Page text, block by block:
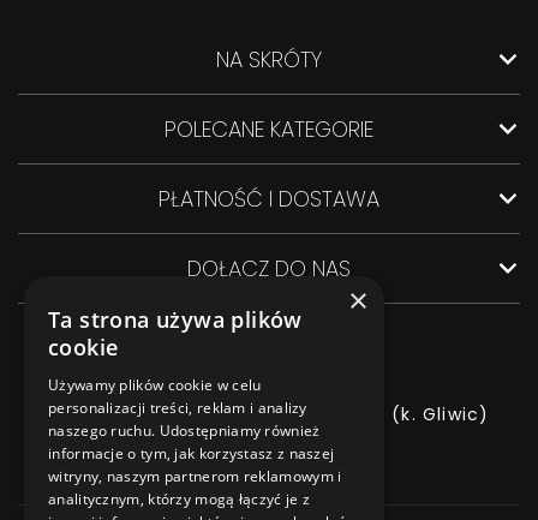
NA SKRÓTY
POLECANE KATEGORIE
PŁATNOŚĆ I DOSTAWA
DOŁĄCZ DO NAS
ul. GLIWICKA 3, 44-145 PILCHOWICE (k. Gliwic)
+48 544 544 064
×
Ta strona używa plików
cookie
Używamy plików cookie w celu
personalizacji treści, reklam i analizy
naszego ruchu. Udostępniamy również
informacje o tym, jak korzystasz z naszej
witryny, naszym partnerom reklamowym i
analitycznym, którzy mogą łączyć je z